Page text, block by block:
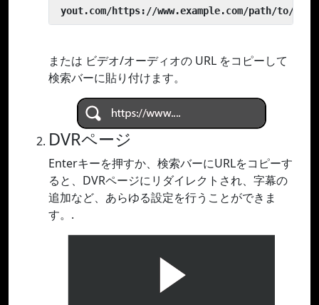
yout.com/https://www.example.com/path/to/
または ビデオ/オーディオの URL をコピーして
検索バーに貼り付けます。
DVRページ
Enterキーを押すか、検索バーにURLをコピーす
ると、DVRページにリダイレクトされ、字幕の
追加など、あらゆる設定を行うことができま
す。.